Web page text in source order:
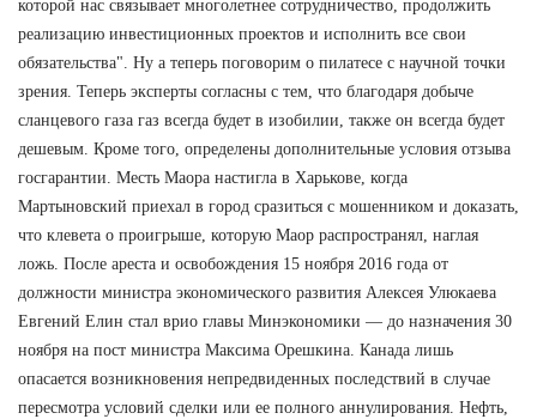
которой нас связывает многолетнее сотрудничество, продолжить
реализацию инвестиционных проектов и исполнить все свои
обязательства". Ну а теперь поговорим о пилатесе с научной точки
зрения. Теперь эксперты согласны с тем, что благодаря добыче
сланцевого газа газ всегда будет в изобилии, также он всегда будет
дешевым. Кроме того, определены дополнительные условия отзыва
госгарантии. Месть Маора настигла в Харькове, когда
Мартыновский приехал в город сразиться с мошенником и доказать,
что клевета о проигрыше, которую Маор распространял, наглая
ложь. После ареста и освобождения 15 ноября 2016 года от
должности министра экономического развития Алексея Улюкаева
Евгений Елин стал врио главы Минэкономики — до назначения 30
ноября на пост министра Максима Орешкина. Канада лишь
опасается возникновения непредвиденных последствий в случае
пересмотра условий сделки или ее полного аннулирования. Нефть,